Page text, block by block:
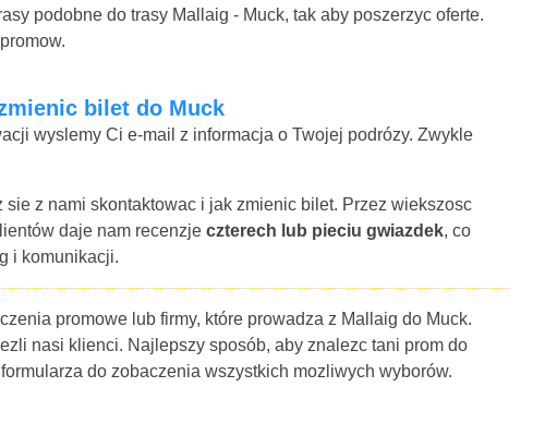
podobne do trasy Mallaig - Muck, tak aby poszerzyc oferte.
bilet do Muck
wyslemy Ci e-mail z informacja o Twojej podrózy. Zwykle
z nami skontaktowac i jak zmienic bilet. Przez wiekszosc
daje nam recenzje czterech lub pieciu gwiazdek, co
i komunikacji.
promowe lub firmy, które prowadza z Mallaig do Muck.
nasi klienci. Najlepszy sposób, aby znalezc tani prom do
do zobaczenia wszystkich mozliwych wyborów.